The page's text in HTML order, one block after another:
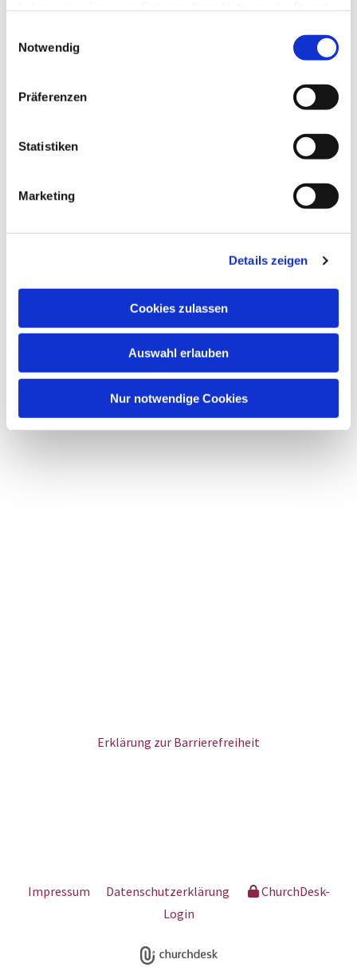
Notwendig
Präferenzen
Statistiken
Marketing
Details zeigen
Cookies zulassen
Auswahl erlauben
Nur notwendige Cookies
Erklärung zur Barrierefreiheit
Impressum Datenschutzerklärung
ChurchDesk-
Login